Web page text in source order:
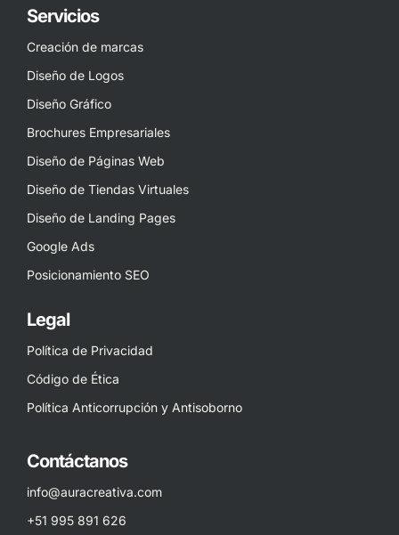
Servicios
Creación de marcas
Diseño de Logos
Diseño Gráfico
Brochures Empresariales
Diseño de Páginas Web
Diseño de Tiendas Virtuales
Diseño de Landing Pages
Google Ads
Posicionamiento SEO
Legal
Política de Privacidad
Código de Ética
Política Anticorrupción y Antisoborno
Contáctanos
info@auracreativa.com
+51 995 891 626